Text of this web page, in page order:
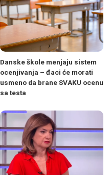
Danske škole menjaju sistem
ocenjivanja – đaci će morati
usmeno da brane SVAKU ocenu
sa testa